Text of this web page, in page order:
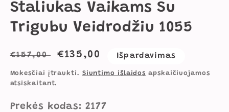
Staliukas Vaikams Su
Trigubu Veidrodžiu 1055
Įprasta
kaina
€157,00
Išpardavimo
kaina
€135,00 Išpardavimas
Mokesčiai įtraukti. Siuntimo išlaidos apskaičiuojamos
atsiskaitant.
Prekės kodas: 2177